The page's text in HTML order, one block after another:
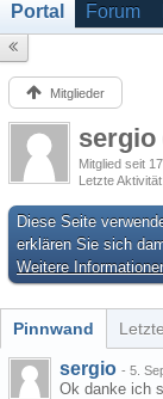
Portal Forum
Mitglieder
sergio
Mitglied seit
Letzte Aktivität
Diese Seite
erklären Sie sich
Weitere
Pinnwand
sergio - 5.
Ok danke ich